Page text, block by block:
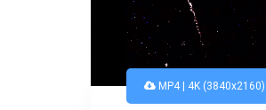
MP4 | 4K (3840x2160)